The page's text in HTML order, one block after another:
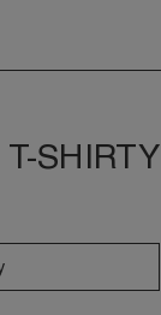
SHIRTY